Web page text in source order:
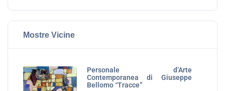
Mostre Vicine
Personale d’Arte
Contemporanea di Giuseppe
Bellomo “Tracce”